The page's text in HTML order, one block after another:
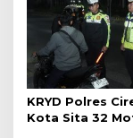
KRYD Polres
Kota Sita 32